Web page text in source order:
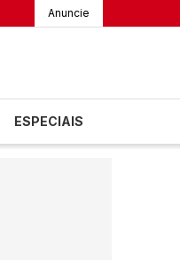
Anuncie
ESPECIAIS